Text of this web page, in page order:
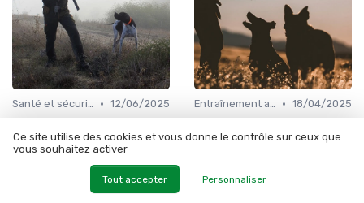
Santé et sécurité pendant la chasse • 12/06/2025
conseils et astuces pour une
expérience réussie
Entraînement avancé • 18/04/2025
compagnon de chasse loyal
Ce site utilise des cookies et vous donne le contrôle sur ceux que
vous souhaitez activer
Tout accepter Personnaliser